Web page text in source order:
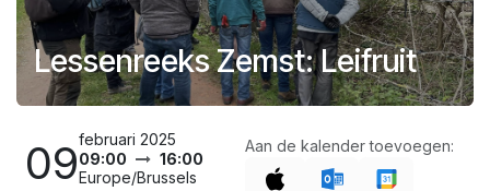
Lessenreeks Zemst: Leifruit
09februari 2025
09:00
16:00
Europe/Brussels
Aan de kalender toevoegen: